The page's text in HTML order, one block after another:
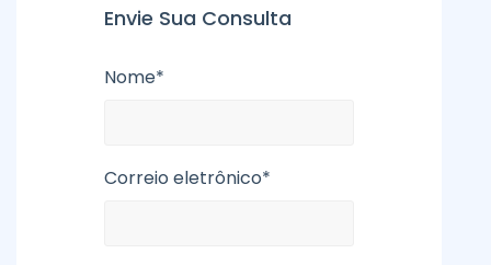
Envie Sua Consulta
Nome*
Correio eletrônico*